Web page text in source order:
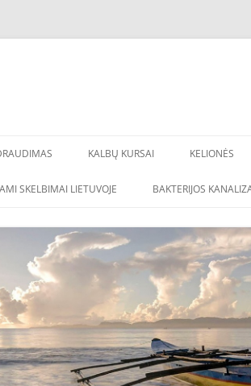
KALBŲ KURSAI KELIONĖS
SKELBIMAI LIETUVOJE BAKTERIJOS